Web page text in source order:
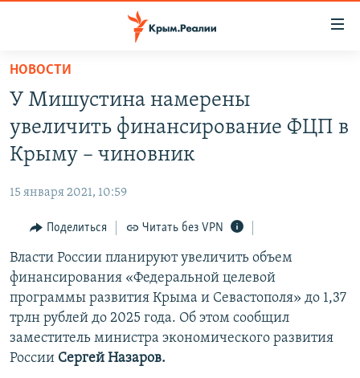
Вернуться
основному
содержанию
Вернутся
главной
навигации
Вернутся
поиску
СПЕЦПРОЕКТЫ
11 ЛЕТ ОККУПАЦИИ КРЫМА. 11 ИСТОРИЙ СОПРОТИВЛЕНИЯ
ВОДА
ЕЩЕ
ИНТЕРАКТИВ
ИНФОГРАФИКА
ТЕЛЕПРОЕКТ КРЫМ.РЕАЛИИ
СОВЕТЫ ПРАВОЗАЩИТНИКОВ
ПРОПАВШИЕ БЕЗ ВЕСТИ
РАДІО СВОБОДА
КАК ОБОЙТИ БЛОКИРОВКУ
Українською
Qırımtatar
НОВОСТИ
У Мишустина намерены
увеличить финансирование ФЦП в
Крыму – чиновник
15 января 2021, 10:59
Поделиться Читать без VPN
Власти России планируют увеличить объем
финансирования «Федеральной целевой
программы развития Крыма и Севастополя» до 1,37
трлн рублей до 2025 года. Об этом сообщил
заместитель министра экономического развития
России Сергей Назаров.